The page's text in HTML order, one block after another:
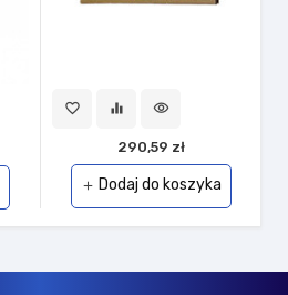
favorite_border equalizer visibility
290,59 zł
add Dodaj do koszyka